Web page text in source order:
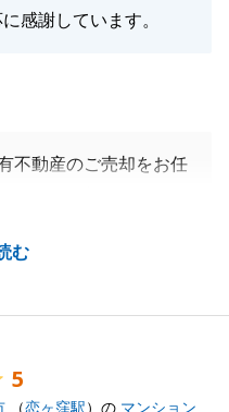
感謝しています。
む
不動産のご売却をお任
大変嬉しく思っており
り事がございましたら
申し上げます。
5
（恋ヶ窪駅）の マンション